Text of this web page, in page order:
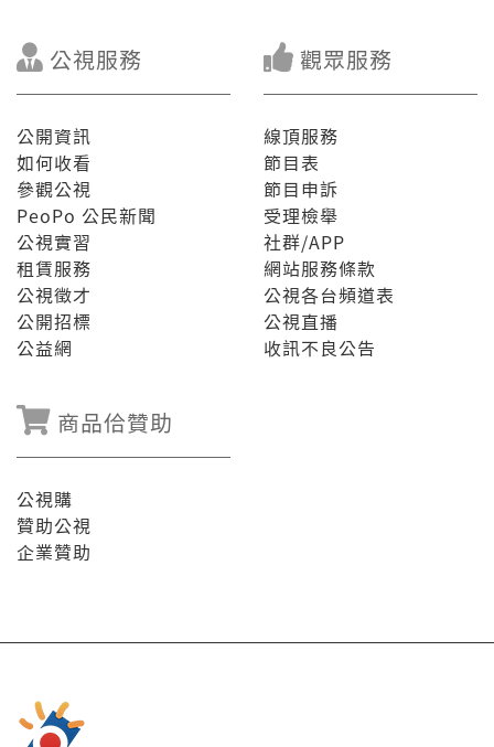
公視服務
公開資訊
如何收看
參觀公視
PeoPo 公民新聞
公視實習
租賃服務
公視徵才
公開招標
公益網
觀眾服務
線頂服務
節目表
節目申訴
受理檢舉
社群/APP
網站服務條款
公視各台頻道表
公視直播
收訊不良公告
商品佮贊助
公視購
贊助公視
企業贊助